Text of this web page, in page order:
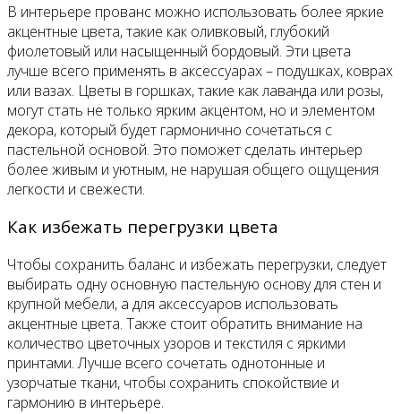
В интерьере прованс можно использовать более яркие
акцентные цвета, такие как оливковый, глубокий
фиолетовый или насыщенный бордовый. Эти цвета
лучше всего применять в аксессуарах – подушках, коврах
или вазах. Цветы в горшках, такие как лаванда или розы,
могут стать не только ярким акцентом, но и элементом
декора, который будет гармонично сочетаться с
пастельной основой. Это поможет сделать интерьер
более живым и уютным, не нарушая общего ощущения
легкости и свежести.
Как избежать перегрузки цвета
Чтобы сохранить баланс и избежать перегрузки, следует
выбирать одну основную пастельную основу для стен и
крупной мебели, а для аксессуаров использовать
акцентные цвета. Также стоит обратить внимание на
количество цветочных узоров и текстиля с яркими
принтами. Лучше всего сочетать однотонные и
узорчатые ткани, чтобы сохранить спокойствие и
гармонию в интерьере.